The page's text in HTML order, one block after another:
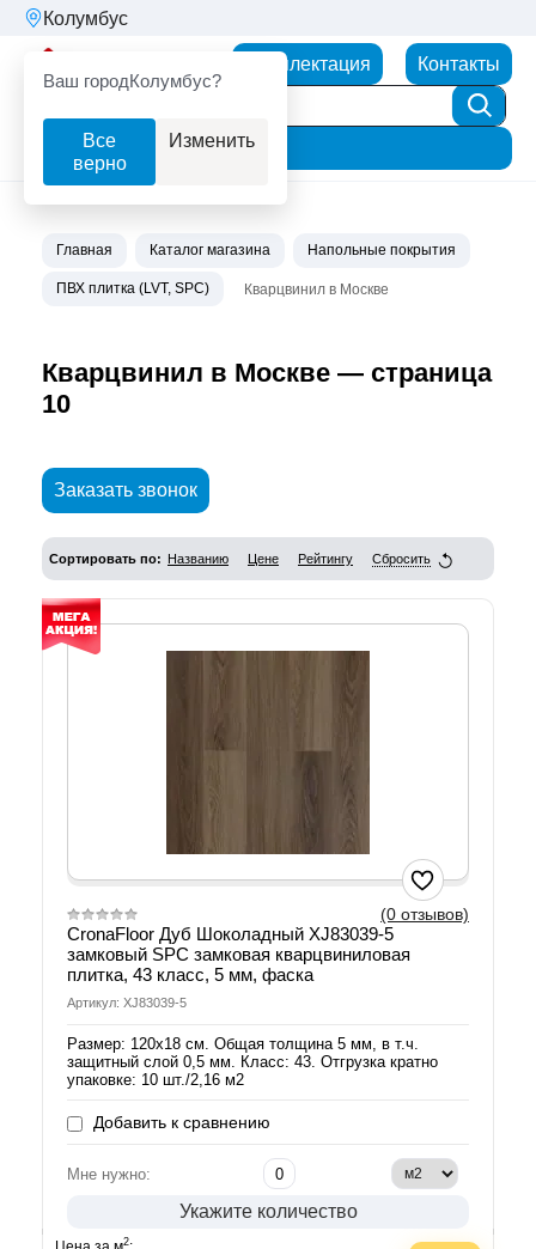
Колумбус
Ваш городКолумбус?
Все
верно
Изменить
Комплектация Контакты
Фильтр
Главная Каталог магазина Напольные покрытия
ПВХ плитка (LVT, SPC) Кварцвинил в Москве
Кварцвинил в Москве — страница
10
Заказать звонок
Сортировать по: Названию Цене Рейтингу Сбросить
(0 отзывов)
CronaFloor Дуб Шоколадный XJ83039-5
замковый SPC замковая кварцвиниловая
плитка, 43 класс, 5 мм, фаска
Артикул: XJ83039-5
Размер: 120х18 см. Общая толщина 5 мм, в т.ч.
защитный слой 0,5 мм. Класс: 43. Отгрузка кратно
упаковке: 10 шт./2,16 м2
Добавить к сравнению
Мне нужно:
Укажите количество
2